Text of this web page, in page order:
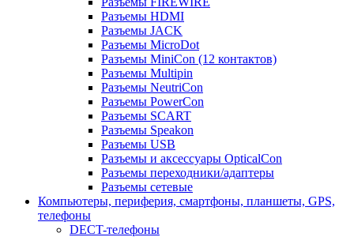
Разъемы HDMI
Разъемы JACK
Разъемы MicroDot
Разъемы MiniCon (12 контактов)
Разъемы Multipin
Разъемы NeutriCon
Разъемы PowerCon
Разъемы SCART
Разъемы Speakon
Разъемы USB
Разъемы и аксессуары OpticalCon
Разъемы переходники/адаптеры
Разъемы сетевые
Компьютеры, периферия, смартфоны, планшеты, GPS,
телефоны
DECT-телефоны